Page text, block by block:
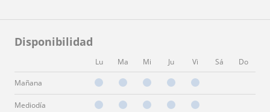
Disponibilidad
Lu Ma Mi Ju Vi Sá Do
Mañana
Mediodía